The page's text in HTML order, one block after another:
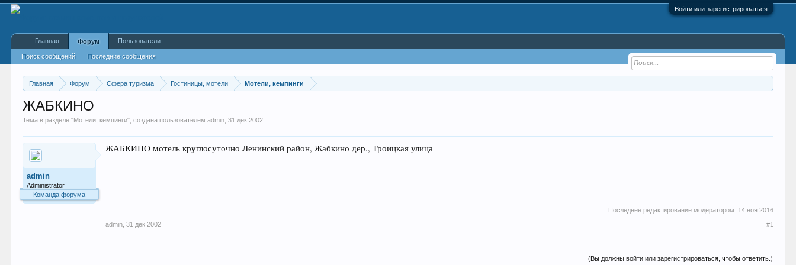
Войти или зарегистрироваться
Главная Форум Сфера туризма Гостиницы, мотели Мотели, кемпинги
ЖАБКИНО
Тема в разделе "Мотели, кемпинги", создана пользователемadmin ,31 дек 2002
admin
Administrator
Команда форума
ЖАБКИНО мотель круглосуточно Ленинский район, Жабкино дер., Троицкая улица
Последнее редактирование модератором: 14 ноя 2016
admin 31 дек 2002 #1
(Вы должны войти или зарегистрироваться, чтобы ответить.)
Главная Форум
Поиск сообщений Последние сообщения
Пользователи